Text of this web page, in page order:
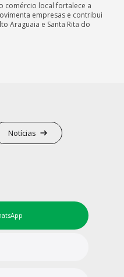
comércio local fortalece a
empresas e contribui
Araguaia e Santa Rita do
Notícias